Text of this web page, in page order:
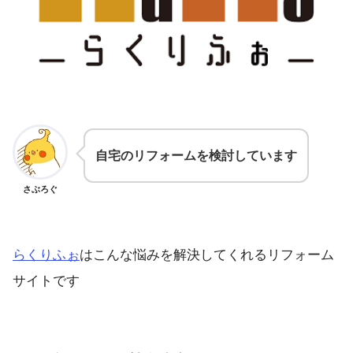
さぶろぐ
自宅のリフォームを検討しています
らくりふぉはこんな悩みを解決してくれるリフォーム
サイトです